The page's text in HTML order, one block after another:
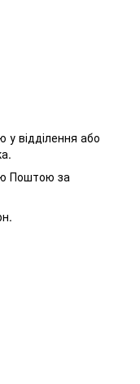
відділення або
Поштою за